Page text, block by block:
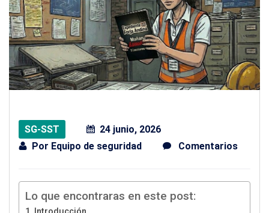
SG-SST
24 junio, 2026
Por Equipo de seguridad Comentarios
Lo que encontraras en este post: